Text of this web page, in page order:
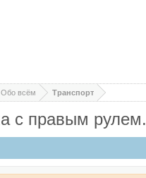
Обо всём Транспорт
с правым рулем.